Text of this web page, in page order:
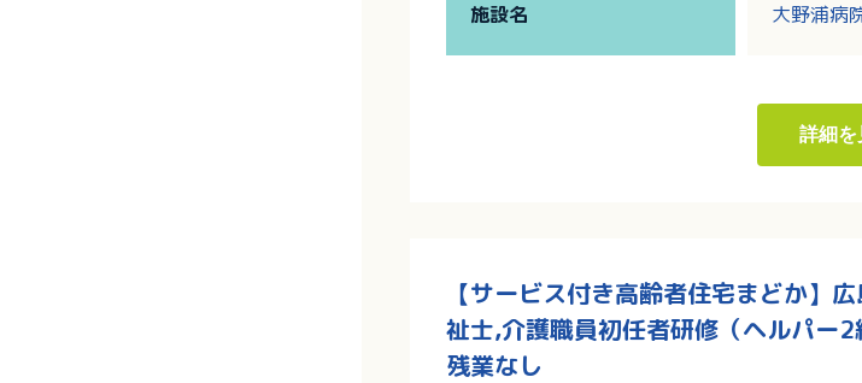
施設名 大野浦病
詳細を
【サービス付き高齢者住宅まどか
祉士,介護職員初任者研修（ヘルパー
残業なし